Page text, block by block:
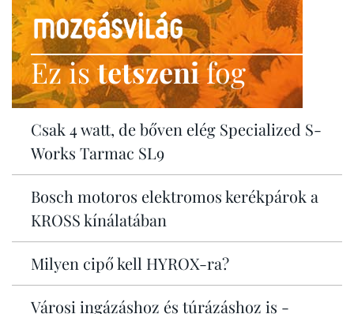
Ez istetszenifog
Csak 4 watt, de bőven elég Specialized S-
Works Tarmac SL9
Bosch motoros elektromos kerékpárok a
KROSS kínálatában
Milyen cipő kell HYROX-ra?
Városi ingázáshoz és túrázáshoz is -